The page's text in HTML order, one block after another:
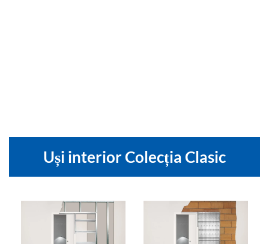
Uși interior Colecția Clasic